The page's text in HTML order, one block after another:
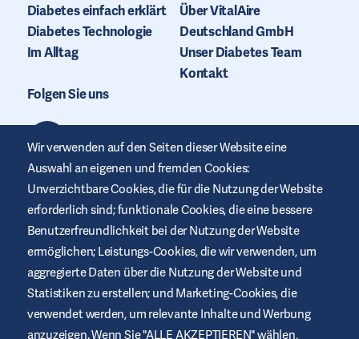
Diabetes einfach erklärt
Diabetes Technologie
Im Alltag
Über VitalAire
Deutschland GmbH
Unser Diabetes Team
Kontakt
Folgen Sie uns
Diese Website wird von Air Liquide Healthcare bereitgestellt, um
Wir verwenden auf den Seiten dieser Website eine
Auswahl an eigenen und fremden Cookies:
Unverzichtbare Cookies, die für die Nutzung der Website
erforderlich sind; funktionale Cookies, die eine bessere
Benutzerfreundlichkeit bei der Nutzung der Website
ermöglichen; Leistungs-Cookies, die wir verwenden, um
aggregierte Daten über die Nutzung der Website und
Statistiken zu erstellen; und Marketing-Cookies, die
verwendet werden, um relevante Inhalte und Werbung
anzuzeigen. Wenn Sie "ALLE AKZEPTIEREN" wählen,